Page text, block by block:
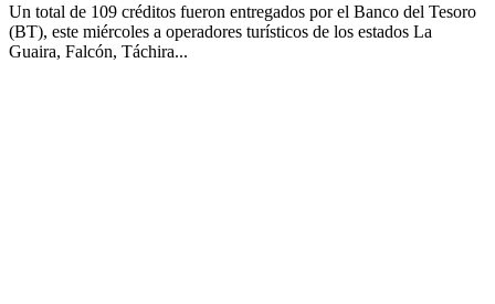
Un total de 109 créditos fueron entregados por el Banco del Tesoro
(BT), este miércoles a operadores turísticos de los estados La
Guaira, Falcón, Táchira...